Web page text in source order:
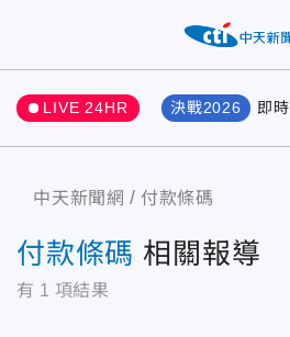
LIVE 24HR 決戰2026 即時
中天新聞網 付款條碼
付款條碼 相關報導
有 1 項結果